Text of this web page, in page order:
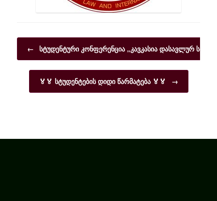
Post navigation
← სტუდენტური კონფერენცია „კავკასია დასავლურ
🏅🏅 სტუდენტების დიდი წარმატება 🏅🏅 →